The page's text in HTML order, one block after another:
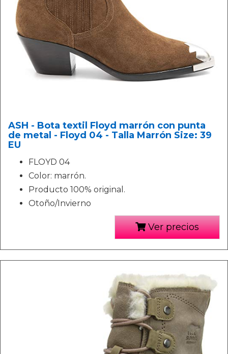
ASH - Bota textil Floyd marrón con punta
de metal - Floyd 04 - Talla Marrón Size: 39
EU
FLOYD 04
Color: marrón.
Producto 100% original.
Otoño/Invierno
Ver precios